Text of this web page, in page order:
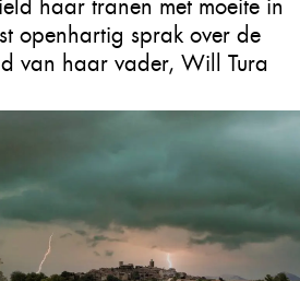
haar tranen met moeite in
openhartig sprak over de
van haar vader, Will Tura